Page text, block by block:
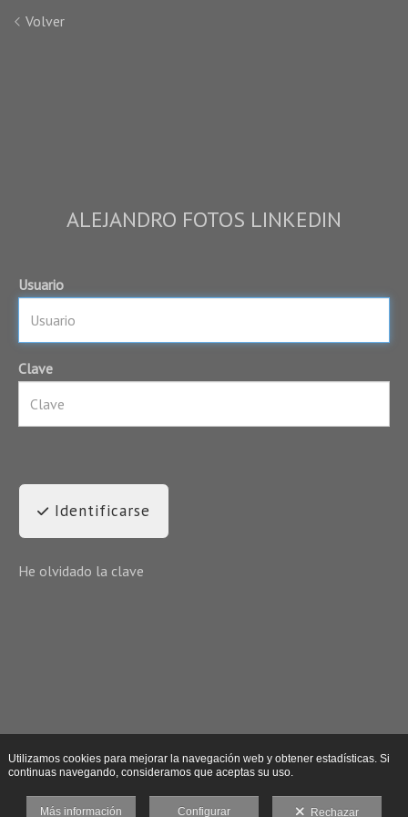
Volver
ALEJANDRO FOTOS LINKEDIN
Usuario
Clave
Identificarse
He olvidado la clave
Utilizamos cookies para mejorar la navegación web y obtener estadísticas. Si
continuas navegando, consideramos que aceptas su uso.
Más información Configurar Rechazar